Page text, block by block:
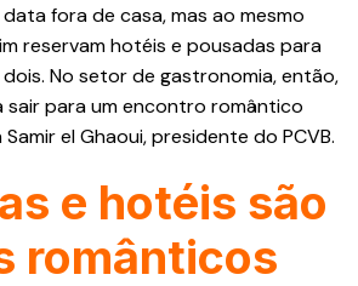
fora de casa, mas ao mesmo
reservam hotéis e pousadas para
No setor de gastronomia, então,
sair para um encontro romântico
el Ghaoui, presidente do PCVB.
e hotéis são
românticos